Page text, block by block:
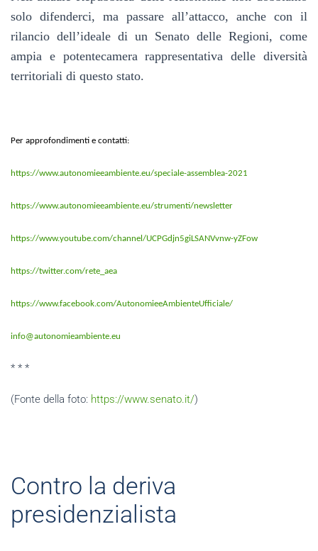
solo difenderci, ma passare all’attacco, anche con il
rilancio dell’ideale di un Senato delle Regioni, come
ampia e potentecamera rappresentativa delle diversità
territoriali di questo stato.
Per approfondimenti e contatti:
https://www.autonomieeambiente.eu/speciale-assemblea-2021
https://www.autonomieeambiente.eu/strumenti/newsletter
https://www.youtube.com/channel/UCPGdjn5giLSANVvnw-yZFow
https://twitter.com/rete_aea
https://www.facebook.com/AutonomieeAmbienteUfficiale/
info@autonomieambiente.eu
* * *
(Fonte della foto: https://www.senato.it/)
Contro la deriva
presidenzialista